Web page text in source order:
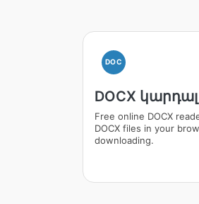
DOC
DOCX կարդալ
Free online DOCX
DOCX files in your
downloading.